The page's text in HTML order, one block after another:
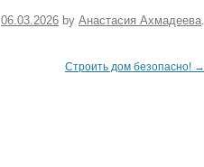
06.03.2026 by Анастасия Ахмадеева
Строить дом безопасно! →